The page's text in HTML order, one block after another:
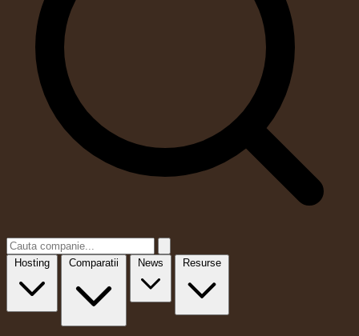
Hosting Comparatii News Resurse